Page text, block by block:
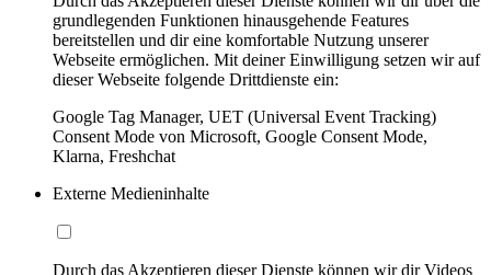
grundlegenden Funktionen hinausgehende Features
bereitstellen und dir eine komfortable Nutzung unserer
Webseite ermöglichen. Mit deiner Einwilligung setzen wir auf
dieser Webseite folgende Drittdienste ein:
Google Tag Manager, UET (Universal Event Tracking)
Consent Mode von Microsoft, Google Consent Mode,
Klarna, Freshchat
Externe Medieninhalte
Durch das Akzeptieren dieser Dienste können wir dir Videos